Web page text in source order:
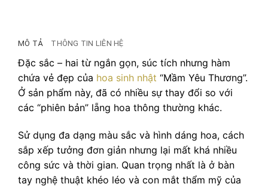
MÔ TẢ THÔNG TIN LIÊN HỆ
Đặc sắc – hai từ ngắn gọn, súc tích nhưng hàm
chứa vẻ đẹp của hoa sinh nhật “Mầm Yêu Thương”.
Ở sản phẩm này, đã có nhiều sự thay đổi so với
các “phiên bản” lẵng hoa thông thường khác.
Sử dụng đa dạng màu sắc và hình dáng hoa, cách
sắp xếp tưởng đơn giản nhưng lại mất khá nhiều
công sức và thời gian. Quan trọng nhất là ở bàn
tay nghệ thuật khéo léo và con mắt thẩm mỹ của